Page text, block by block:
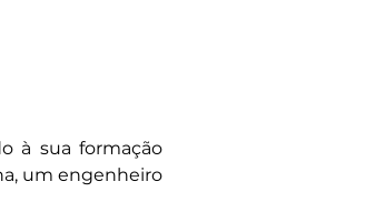
à sua formação
um engenheiro